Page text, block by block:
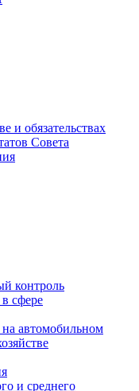
и обязательствах
Совета
контроль
сфере
автомобильном
и среднего